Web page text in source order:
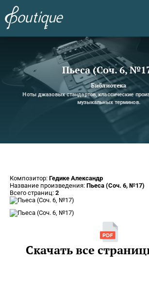
Пьеса (Соч. 6,
Библиотека
Ноты джазовых стандартов, классические
музыкальных терминов.
Композитор: Гедике Александр
Название произведения: Пьеса (Соч. 6, №17)
Всего страниц: 2
Скачать все